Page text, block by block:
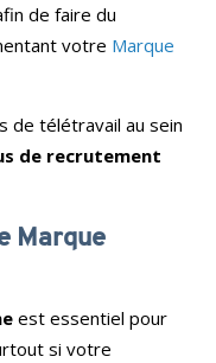
de faire du
votre Marque
de télétravail au sein
de recrutement
Marque
est essentiel pour
si votre